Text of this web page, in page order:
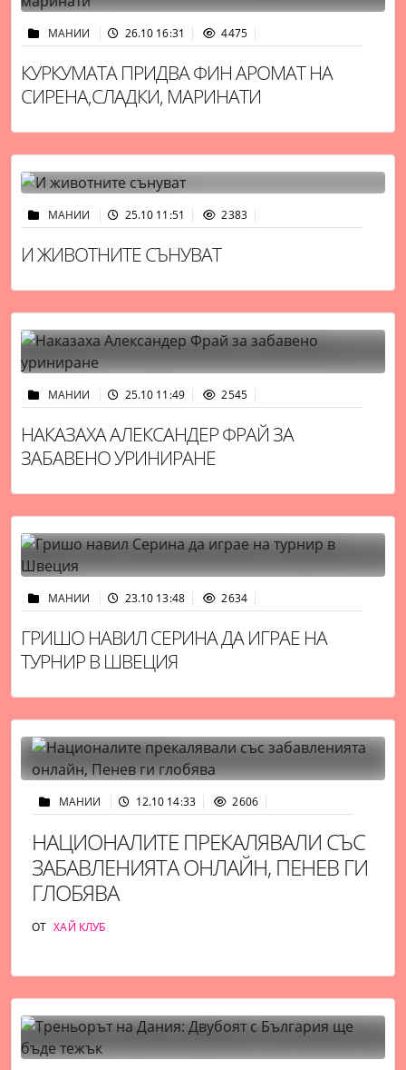
МАНИИ 26.10 16:31 4475
КУРКУМАТА ПРИДВА ФИН АРОМАТ НА
СИРЕНА,СЛАДКИ, МАРИНАТИ
МАНИИ 25.10 11:51 2383
И ЖИВОТНИТЕ СЪНУВАТ
МАНИИ 25.10 11:49 2545
НАКАЗАХА АЛЕКСАНДЕР ФРАЙ ЗА
ЗАБАВЕНО УРИНИРАНЕ
МАНИИ 23.10 13:48 2634
ГРИШО НАВИЛ СЕРИНА ДА ИГРАЕ НА
ТУРНИР В ШВЕЦИЯ
МАНИИ 12.10 14:33 2606
НАЦИОНАЛИТЕ ПРЕКАЛЯВАЛИ СЪС
ЗАБАВЛЕНИЯТА ОНЛАЙН, ПЕНЕВ ГИ
ГЛОБЯВА
ОТ ХАЙ КЛУБ